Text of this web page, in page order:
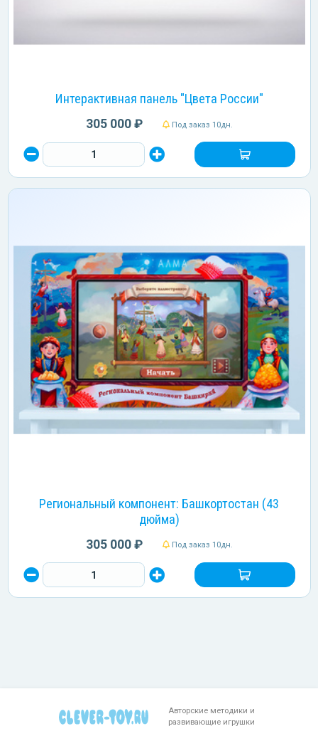
Интерактивная панель "Цвета России"
305 000 ₽ Под заказ 10дн.
Региональный компонент: Башкортостан (43
дюйма)
305 000 ₽ Под заказ 10дн.
Авторские методики и
развивающие игрушки